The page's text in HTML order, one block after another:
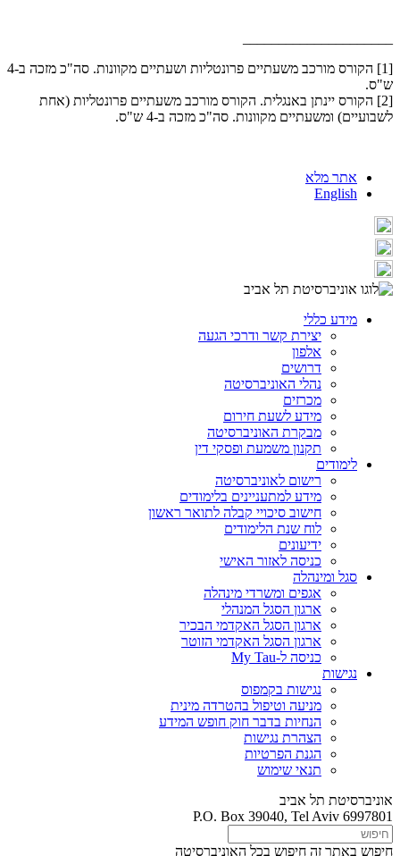
​[1] הקורס מורכב משעתיים פרונטליות ושעתיים מקוונות. סה"כ מזכה ב-4
ש"ס.
[2] הקורס יינתן באנגלית. הקורס מורכב משעתיים פרונטליות (אחת
לשבועיים) ומשעתיים מקוונות. סה"כ מזכה ב-4 ש"ס.
אתר מלא
English
מידע כללי
יצירת קשר ודרכי הגעה
אלפון
דרושים
נהלי האוניברסיטה
מכרזים
מידע לשעת חירום
מבקרת האוניברסיטה
תקנון משמעת ופסקי דין
לימודים
רישום לאוניברסיטה
מידע למתעניינים בלימודים
חישוב סיכויי קבלה לתואר ראשון
לוח שנת הלימודים
ידיעונים
כניסה לאזור האישי
סגל ומינהלה
אגפים ומשרדי מינהלה
ארגון הסגל המנהלי
ארגון הסגל האקדמי הבכיר
ארגון הסגל האקדמי הזוטר
כניסה ל-My Tau
נגישות
נגישות בקמפוס
מניעה וטיפול בהטרדה מינית
הנחיות בדבר חוק חופש המידע
הצהרת נגישות
הגנת הפרטיות
תנאי שימוש
אוניברסיטת תל אביב
P.O. Box 39040, Tel Aviv 6997801
חיפוש באתר זה חיפוש בכל האוניברסיטה